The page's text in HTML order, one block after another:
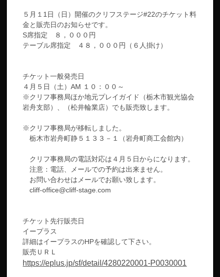
５月１1日（日）開催のクリフステージ#22のチケット料
金と販売日のお知らせです。
S席指定 ８，０００円
テーブル席指定 ４８，０００円（６人掛け）
チケット一般発売日
４月５日（土）AM １０：００～
※クリフ事務局ほか地元プレイガイド（栃木市観光協会
岩舟支部）、（松井輪業店）でも販売致します。
※クリフ事務局が移転しました。
栃木市岩舟町静５１３３－１（岩舟町商工会館内）
クリフ事務局の電話対応は４月５日からになります。
注意：電話、メールでの予約は出来ません。
お問い合わせはメールでお願い致します。
cliff-office@cliff-stage.com
チケット先行販売日
イープラス
詳細はイープラスのHPを確認して下さい。
販売ＵＲＬ
https://eplus.jp/sf/detail/4280220001-P0030001